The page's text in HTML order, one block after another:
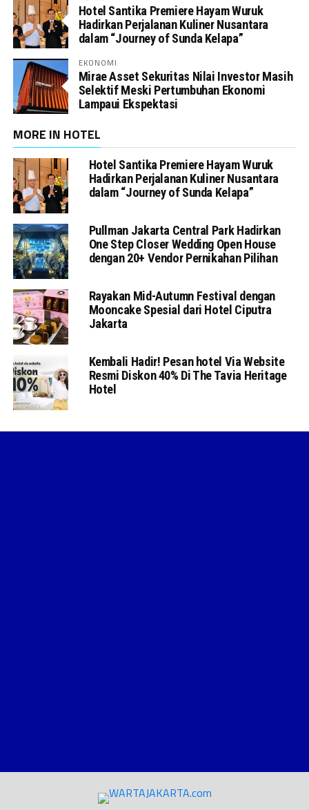
Hotel Santika Premiere Hayam Wuruk
Hadirkan Perjalanan Kuliner Nusantara
dalam “Journey of Sunda Kelapa”
EKONOMI
Mirae Asset Sekuritas Nilai Investor Masih
Selektif Meski Pertumbuhan Ekonomi
Lampaui Ekspektasi
MORE IN HOTEL
Hotel Santika Premiere Hayam Wuruk
Hadirkan Perjalanan Kuliner Nusantara
dalam “Journey of Sunda Kelapa”
Pullman Jakarta Central Park Hadirkan
One Step Closer Wedding Open House
dengan 20+ Vendor Pernikahan Pilihan
Rayakan Mid-Autumn Festival dengan
Mooncake Spesial dari Hotel Ciputra
Jakarta
Kembali Hadir! Pesan hotel Via Website
Resmi Diskon 40% Di The Tavia Heritage
Hotel